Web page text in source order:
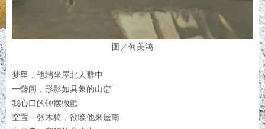
图／何美鸿
梦里，他端坐屋北人群中
一瞥间，形影如具象的山峦
我心口的钟摆微颤
空置一张木椅，欲唤他来屋南